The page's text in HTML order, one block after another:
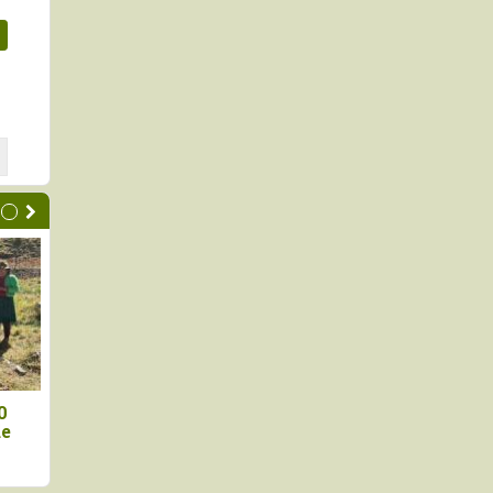
de cacao peruano
11.3% en mayo de